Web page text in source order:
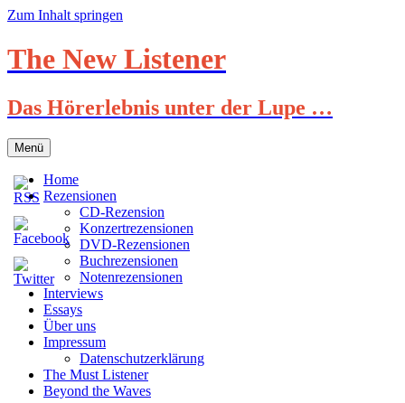
Zum Inhalt springen
The New Listener
Das Hörerlebnis unter der Lupe …
Menü
Home
Rezensionen
CD-Rezension
Konzertrezensionen
DVD-Rezensionen
Buchrezensionen
Notenrezensionen
Interviews
Essays
Über uns
Impressum
Datenschutzerklärung
The Must Listener
Beyond the Waves